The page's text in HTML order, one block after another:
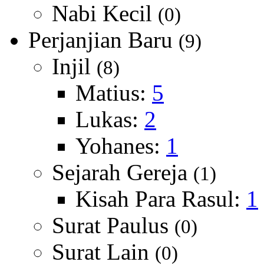
Nabi Kecil (0)
Perjanjian Baru (9)
Injil (8)
Matius: 5
Lukas: 2
Yohanes: 1
Sejarah Gereja (1)
Kisah Para Rasul: 1
Surat Paulus (0)
Surat Lain (0)